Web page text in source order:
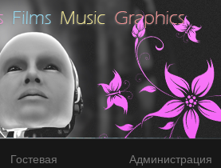
Гостевая Администрация